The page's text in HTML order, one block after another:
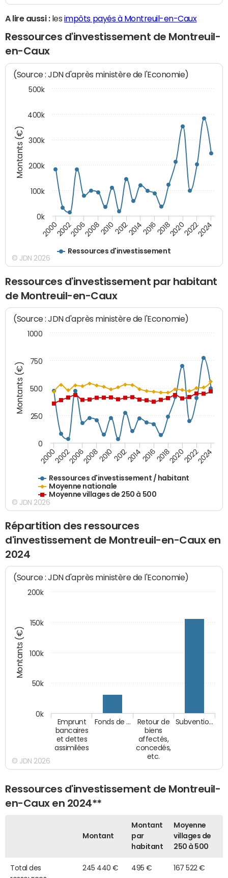
A lire aussi :les impôts payés à Montreuil-en-Caux
Ressources d'investissement de Montreuil-
en-Caux
Montants (€)
(Source : JDN d'après ministère de l'Economie)
Ressources d'investissement
200020022006200820102012201420162018202020222024
0k
100k
200k
300k
400k
500k
© JDN 2026
Ressources d'investissement par habitant
de Montreuil-en-Caux
Montants (€)
(Source : JDN d'après ministère de l'Economie)
Ressources d'investissement / habitant
Moyenne nationale
Moyenne villages de 250 à 500
200020022006200820102012201420162018202020222024
0
250
500
750
1000
© JDN 2026
Répartition des ressources
d'investissement de Montreuil-en-Caux en
2024
Montants (€)
(Source : JDN d'après ministère de l'Economie)
Emprunt
bancaires
et dettes
assimilées
Fonds de …
Retour de
biens
affectés,
concedés,
etc.
Subventio…
0k
50k
100k
150k
200k
© JDN 2026
Ressources d'investissement de Montreuil-
en-Caux en 2024**
Montant
Montant
par
habitant
Moyenne
villages de
250 à 500
Total des
245 440 € 495 € 167 522 €